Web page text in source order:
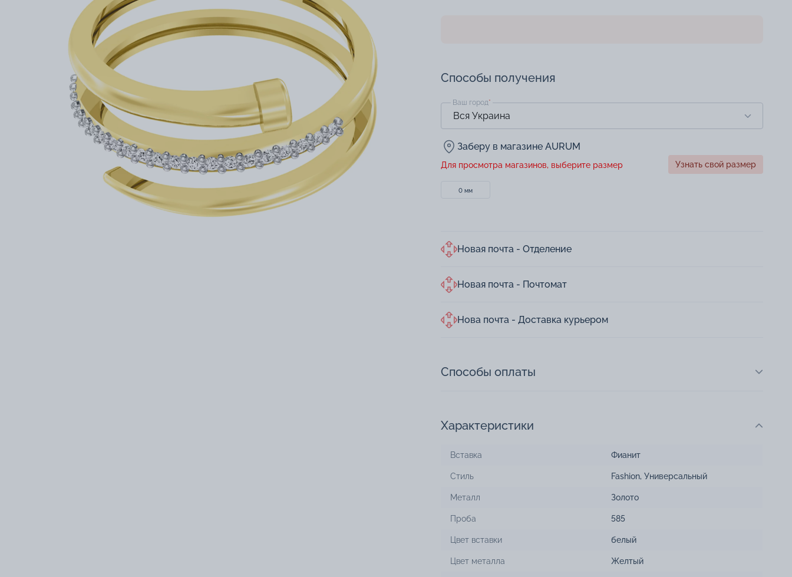
Способы получения
Ваш город*
Заберу в магазине AURUM
Для просмотра магазинов, выберите размер Узнать свой размер
0 мм
Новая почта - Отделение
Новая почта - Почтомат
Нова почта - Доставка курьером
Способы оплаты
Характеристики
Вставка Фианит
Стиль Fashion, Универсальный
Металл Золото
Проба 585
Цвет вставки белый
Цвет металла Желтый